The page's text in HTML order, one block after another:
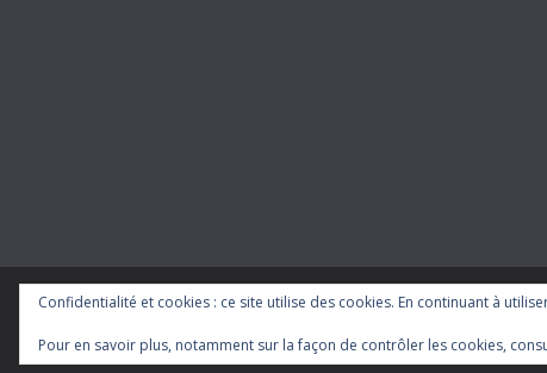
Copyright © 2026 cgt-ratp. Tous droits réservés.
ThemeColorMag par ThemeGrill. Propulsé par
Confidentialité et cookies : ce site utilise des cookies. En continuant à
Pour en savoir plus, notamment sur la façon de contrôler les cookies,